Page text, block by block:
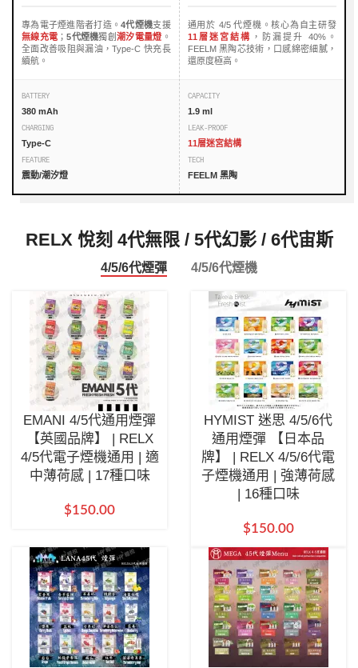
專為電子煙進階者打造。4代煙機支援
無線充電 ；5代煙機獨創潮汐電量燈 。
全面改善吸阻與漏油，Type-C 快充長
續航。
BATTERY
380 mAh
CHARGING
Type-C
FEATURE
震動/潮汐燈
通用於 4/5 代煙機。核心為自主研發
11層迷宮結構 ，防漏提升 40%。
FEELM 黑陶芯技術，口感綿密細膩，
還原度極高。
CAPACITY
1.9 ml
LEAK-PROOF
11層迷宮結構
TECH
FEELM 黑陶
RELX 悅刻 4代無限 / 5代幻影 / 6代宙斯
4/5/6代煙彈 4/5/6代煙機
EMANI 4/5代通用煙彈
【英國品牌】 | RELX
4/5代電子煙機通用 | 適
中薄荷感 | 17種口味
$150.00
HYMIST 迷思 4/5/6代
通用煙彈 【日本品
牌】 | RELX 4/5/6代電
子煙機通用 | 強薄荷感
| 16種口味
$150.00